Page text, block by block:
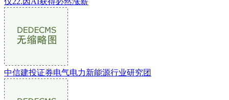
中信建投证券电气电力新能源行业研究团